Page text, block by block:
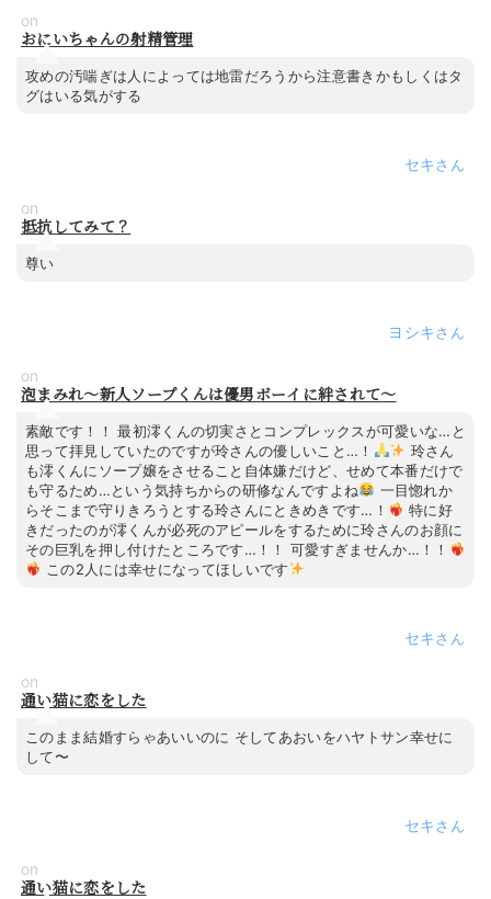
on
おにいちゃんの射精管理
攻めの汚喘ぎは人によっては地雷だろうから注意書きかもしくはタ
グはいる気がする
セキ
on
抵抗してみて？
尊い
ヨシキ
on
泡まみれ～新人ソープくんは優男ボーイに絆されて～
素敵です！！ 最初澪くんの切実さとコンプレックスが可愛いな…と
思って拝見していたのですが玲さんの優しいこと…！
玲さん
も澪くんにソープ嬢をさせること自体嫌だけど、せめて本番だけで
も守るため…という気持ちからの研修なんですよね
一目惚れか
らそこまで守りきろうとする玲さんにときめきです…！
特に好
きだったのが澪くんが必死のアピールをするために玲さんのお顔に
その巨乳を押し付けたところです…！！ 可愛すぎませんか…！！
この2人には幸せになってほしいです
セキ
on
通い猫に恋をした
このまま結婚すらゃあいいのに そしてあおいをハヤトサン幸せに
して〜
セキ
on
通い猫に恋をした